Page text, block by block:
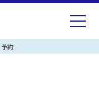
約